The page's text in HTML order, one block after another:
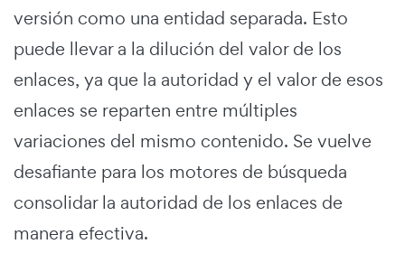
versión como una entidad separada. Esto
puede llevar a la dilución del valor de los
enlaces, ya que la autoridad y el valor de esos
enlaces se reparten entre múltiples
variaciones del mismo contenido. Se vuelve
desafiante para los motores de búsqueda
consolidar la autoridad de los enlaces de
manera efectiva.